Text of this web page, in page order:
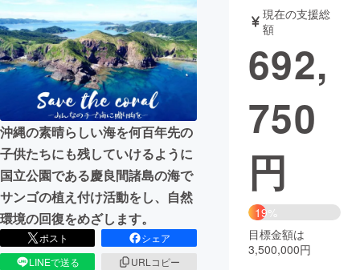
テクノロジー・ガジェット
映像・映画 書籍・雑誌
ビジネス・起業 チャレンジ
まちづくり・地域活性化
CAMPFIRE for Social Good
CAMPFIRE Creation
CAMPFIREふるさと納税machi-ya コミュニティ
沖縄の素晴らしい海を何百年先の
子供たちにも残していけるように
国立公園である慶良間諸島の海で
サンゴの植え付け活動をし、自然
環境の回復をめざします。
ポスト
シェア
LINEで送る
URLコピー
現在の支援総
額
692,
750
円
19%
目標金額は
3,500,000円